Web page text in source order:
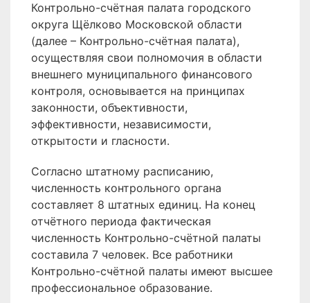
Контрольно-счётная палата городского
округа Щёлково Московской области
(далее – Контрольно-счётная палата),
осуществляя свои полномочия в области
внешнего муниципального финансового
контроля, основывается на принципах
законности, объективности,
эффективности, независимости,
открытости и гласности.
Согласно штатному расписанию,
численность контрольного органа
составляет 8 штатных единиц. На конец
отчётного периода фактическая
численность Контрольно-счётной палаты
составила 7 человек. Все работники
Контрольно-счётной палаты имеют высшее
профессиональное образование.